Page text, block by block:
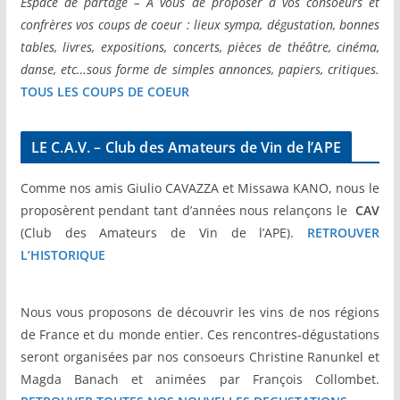
confrères vos coups de coeur : lieux sympa, dégustation, bonnes
tables, livres, expositions, concerts, pièces de théâtre, cinéma,
danse, etc…sous forme de simples annonces, papiers, critiques.
TOUS LES COUPS DE COEUR
LE C.A.V. – Club des Amateurs de Vin de l’APE
Comme nos amis Giulio CAVAZZA et Missawa KANO, nous le
proposèrent pendant tant d’années nous relançons le CAV
(Club des Amateurs de Vin de l’APE). RETROUVER
L’HISTORIQUE
Nous vous proposons de découvrir les vins de nos régions
de France et du monde entier. Ces rencontres-dégustations
seront organisées par nos consoeurs Christine Ranunkel et
Magda Banach et animées par François Collombet.
RETROUVER TOUTES NOS NOUVELLES DEGUSTATIONS